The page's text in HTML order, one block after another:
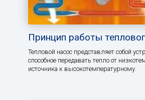
Принцип работы
Тепловой насос представляет собой
способное передавать тепло от
источника к высокотемпературному.